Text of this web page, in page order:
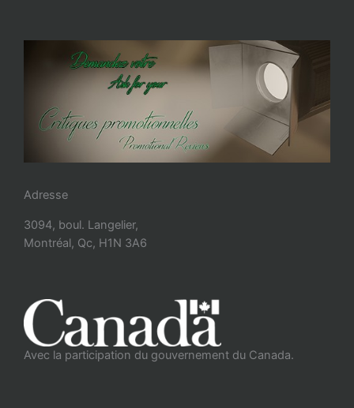
Adresse
3094, boul. Langelier,
Montréal, Qc, H1N 3A6
Avec la participation du gouvernement du Canada.